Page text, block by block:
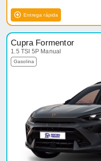
Entrega rápida
Cupra Formentor
1.5 TSI 5P Manual
Gasolina